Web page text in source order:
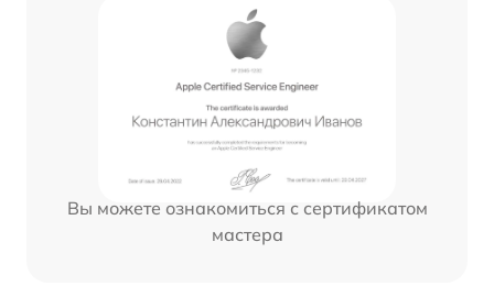
Вы можете ознакомиться с сертификатом
мастера